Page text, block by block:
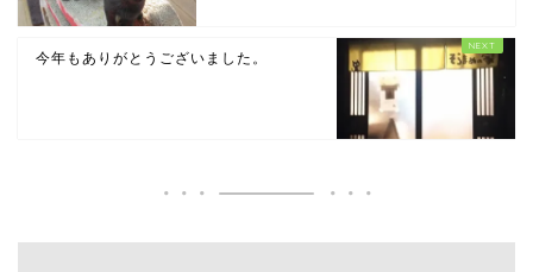
今年もありがとうございました。